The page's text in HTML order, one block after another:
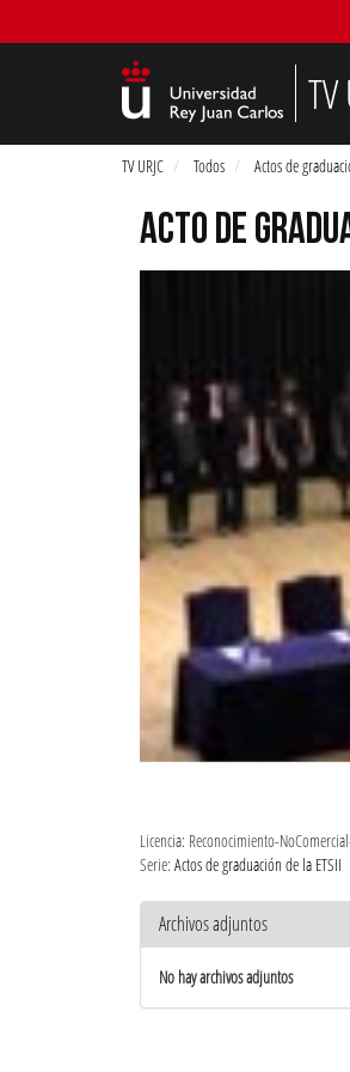
TV
TV URJC Todos Actos de
ACTO DE
Licencia: Reconocimiento-
Serie: Actos de graduación de la ETSII
Archivos adjuntos
No hay archivos adjuntos